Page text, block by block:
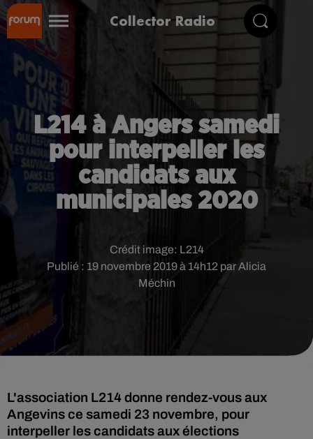
Collector Radio
L214 à Angers samedi
pour interpeller les
candidats aux
municipales 2020
Publié : 19 novembre 2019 à 14h12 par Alicia
Méchin
Crédit image: L214
L'association L214 donne rendez-vous aux
Angevins ce samedi 23 novembre, pour
interpeller les candidats aux élections